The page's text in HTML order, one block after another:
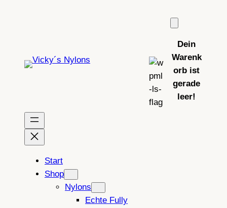
Dein
Warenk
orb ist
gerade
leer!
Start
Shop
Nylons
Echte Fully